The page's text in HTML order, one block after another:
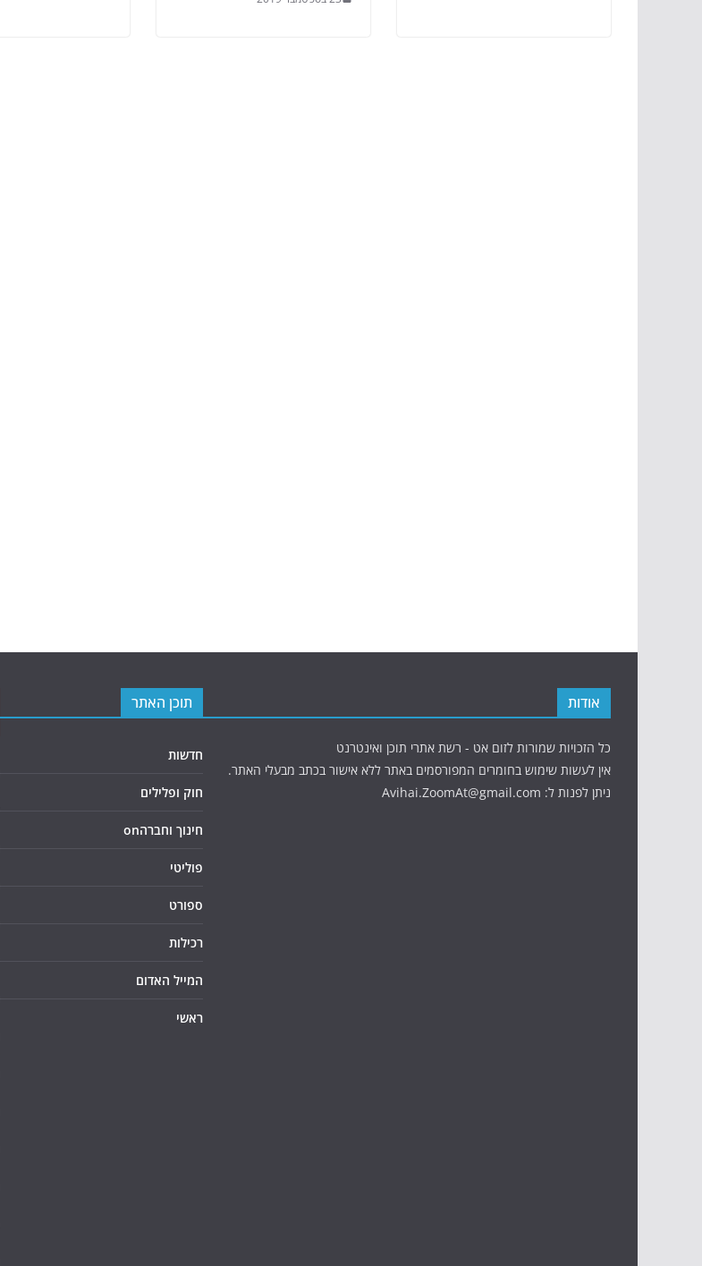
אודות
כל הזכויות שמורות לזום אט - רשת אתרי תוכן ואינטרנט
אין לעשות שימוש בחומרים המפורסמים באתר ללא אישור בכתב מבעלי האתר.
ניתן לפנות ל: Avihai.ZoomAt@gmail.com
תוכן האתר
חדשות
חוק ופלילים
חינוך וחברהon
פוליטי
ספורט
רכילות
המייל האדום
ראשי